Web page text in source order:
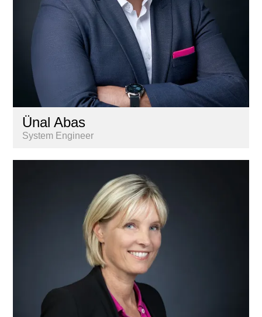
Recherche & Analyse de marché
Services aux propriétaires
Ünal Abas
System Engineer